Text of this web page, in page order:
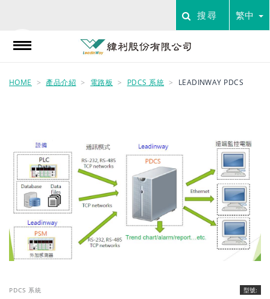
搜尋 繁中
HOME 產品介紹 電路板 PDCS 系統 LEADINWAY PDCS
PDCS 系統 型號: